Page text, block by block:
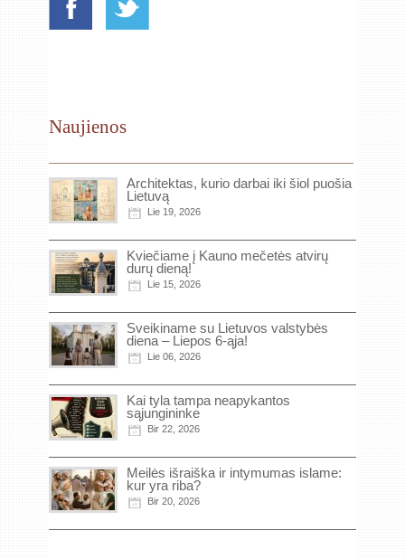
Naujienos
Architektas, kurio darbai iki šiol puošia
Lietuvą
Lie 19, 2026
Kviečiame į Kauno mečetės atvirų
durų dieną!
Lie 15, 2026
Sveikiname su Lietuvos valstybės
diena – Liepos 6-ąja!
Lie 06, 2026
Kai tyla tampa neapykantos
sąjungininke
Bir 22, 2026
Meilės išraiška ir intymumas islame:
kur yra riba?
Bir 20, 2026